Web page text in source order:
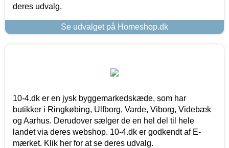
deres udvalg.
Se udvalget på Homeshop.dk
10-4.dk er en jysk byggemarkedskæde, som har
butikker i Ringkøbing, Ulfborg, Varde, Viborg, Videbæk
og Aarhus. Derudover sælger de en hel del til hele
landet via deres webshop. 10-4.dk er godkendt af E-
mærket. Klik her for at se deres udvalg.